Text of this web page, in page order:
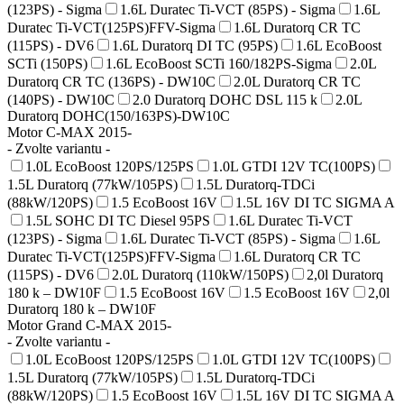
(123PS) - Sigma
1.6L Duratec Ti-VCT (85PS) - Sigma
1.6L
Duratec Ti-VCT(125PS)FFV-Sigma
1.6L Duratorq CR TC
(115PS) - DV6
1.6L Duratorq DI TC (95PS)
1.6L EcoBoost
SCTi (150PS)
1.6L EcoBoost SCTi 160/182PS-Sigma
2.0L
Duratorq CR TC (136PS) - DW10C
2.0L Duratorq CR TC
(140PS) - DW10C
2.0 Duratorq DOHC DSL 115 k
2.0L
Duratorq DOHC(150/163PS)-DW10C
Motor C-MAX 2015-
- Zvolte variantu -
1.0L EcoBoost 120PS/125PS
1.0L GTDI 12V TC(100PS)
1.5L Duratorq (77kW/105PS)
1.5L Duratorq-TDCi
(88kW/120PS)
1.5 EcoBoost 16V
1.5L 16V DI TC SIGMA A
1.5L SOHC DI TC Diesel 95PS
1.6L Duratec Ti-VCT
(123PS) - Sigma
1.6L Duratec Ti-VCT (85PS) - Sigma
1.6L
Duratec Ti-VCT(125PS)FFV-Sigma
1.6L Duratorq CR TC
(115PS) - DV6
2.0L Duratorq (110kW/150PS)
2,0l Duratorq
180 k – DW10F
1.5 EcoBoost 16V 1.5 EcoBoost 16V
2,0l
Duratorq 180 k – DW10F
Motor Grand C-MAX 2015-
- Zvolte variantu -
1.0L EcoBoost 120PS/125PS
1.0L GTDI 12V TC(100PS)
1.5L Duratorq (77kW/105PS)
1.5L Duratorq-TDCi
(88kW/120PS)
1.5 EcoBoost 16V 1.5L 16V DI TC SIGMA A